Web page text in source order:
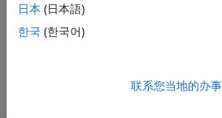
以下示例演示了对存储在文件
四阶自回归模型估计的过程。
日本 (日本語)
한국 (한국어)
联系您当地的办